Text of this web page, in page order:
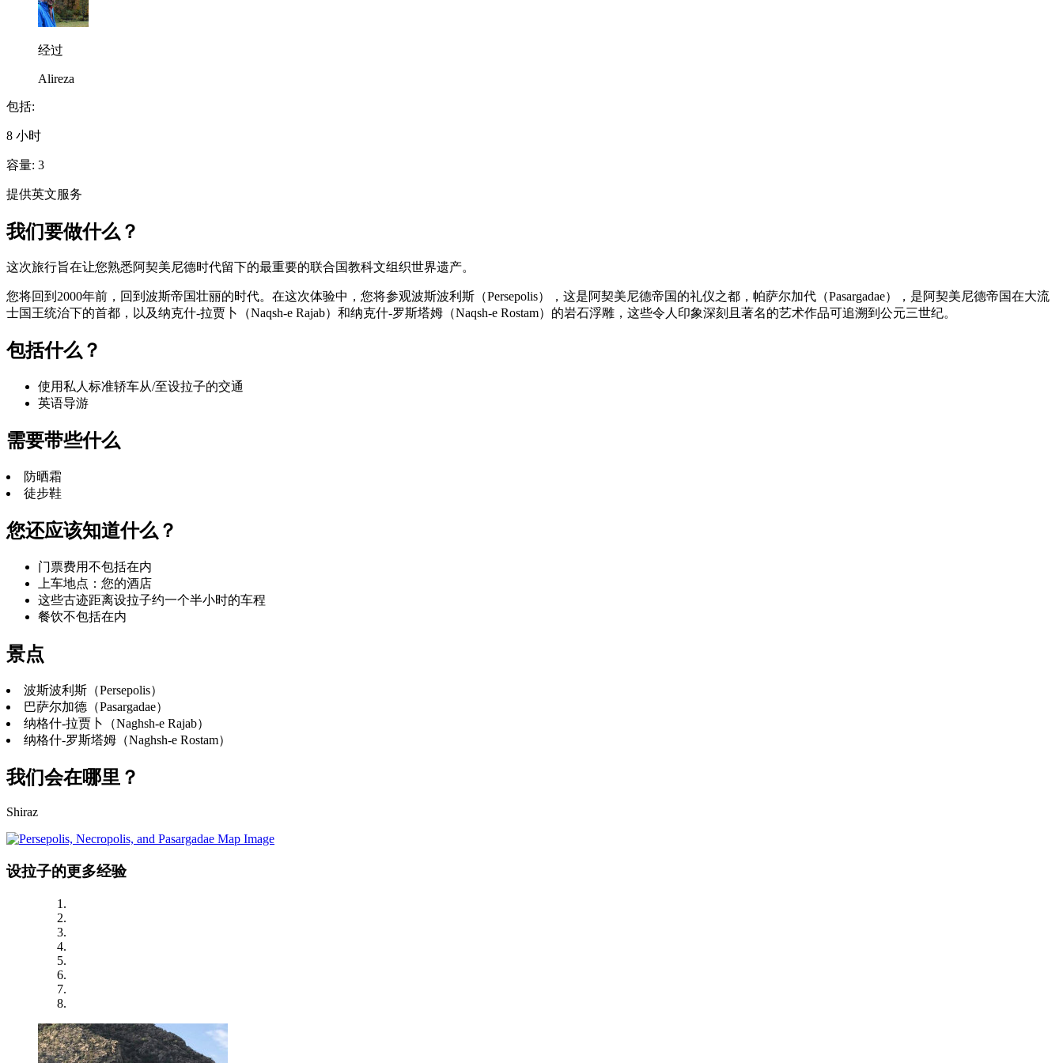
经过
Alireza
包括:
8 小时
容量: 3
提供英文服务
我们要做什么？
这次旅行旨在让您熟悉阿契美尼德时代留下的最重要的联合国教科文组织世界遗产。
您将回到2000年前，回到波斯帝国壮丽的时代。在这次体验中，您将参观波斯波利斯（Persepolis），这是阿契美尼德帝国的礼仪之都，帕萨尔加代（Pasargadae），是阿契美尼德帝国在大流
士国王统治下的首都，以及纳克什-拉贾卜（Naqsh-e Rajab）和纳克什-罗斯塔姆（Naqsh-e Rostam）的岩石浮雕，这些令人印象深刻且著名的艺术作品可追溯到公元三世纪。
包括什么？
使用私人标准轿车从/至设拉子的交通
英语导游
需要带些什么
防晒霜
徒步鞋
您还应该知道什么？
门票费用不包括在内
上车地点：您的酒店
这些古迹距离设拉子约一个半小时的车程
餐饮不包括在内
景点
波斯波利斯（Persepolis）
巴萨尔加德（Pasargadae）
纳格什-拉贾卜（Naghsh-e Rajab）
纳格什-罗斯塔姆（Naghsh-e Rostam）
我们会在哪里？
Shiraz
设拉子的更多经验